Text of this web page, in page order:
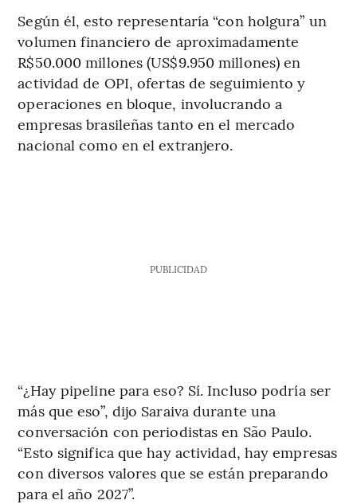
Según él, esto representaría “con holgura” un
volumen financiero de aproximadamente
R$50.000 millones (US$9.950 millones) en
actividad de OPI, ofertas de seguimiento y
operaciones en bloque, involucrando a
empresas brasileñas tanto en el mercado
nacional como en el extranjero.
PUBLICIDAD
“¿Hay pipeline para eso? Sí. Incluso podría ser
más que eso”, dijo Saraiva durante una
conversación con periodistas en São Paulo.
“Esto significa que hay actividad, hay empresas
con diversos valores que se están preparando
para el año 2027”.